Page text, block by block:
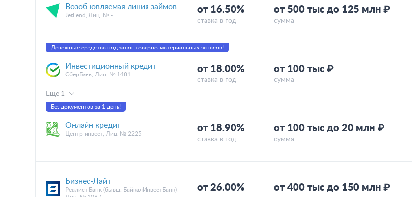
Возобновляемая линия займов
JetLend, Лиц. № -
от 16.50%
ставка в год
от 500 тыс до 125 млн ₽
сумма
Денежные средства под залог товарно-материальных запасов!
Инвестиционный кредит
СберБанк, Лиц. № 1481
от 18.00%
ставка в год
от 100 тыс ₽
сумма
Еще 1
Без документов за 1 день!
Онлайн кредит
Центр-инвест, Лиц. № 2225
от 18.90%
ставка в год
от 100 тыс до 20 млн ₽
сумма
Бизнес-Лайт
Реалист Банк (бывш. БайкалИнвестБанк),
от 26.00% от 400 тыс до 150 млн ₽